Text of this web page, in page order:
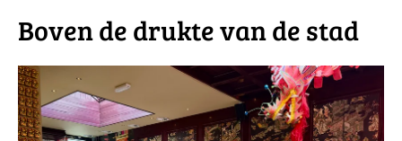
​Boven de drukte van de stad